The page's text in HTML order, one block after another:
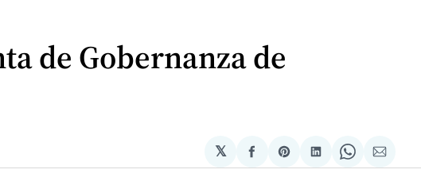
de Gobernanza de
𝕏
Compartir
en
Share
on
Compartir
en
Share
on
via